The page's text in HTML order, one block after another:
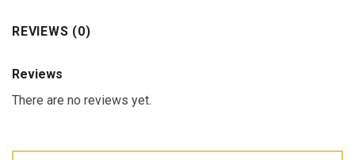
REVIEWS (0)
Reviews
There are no reviews yet.